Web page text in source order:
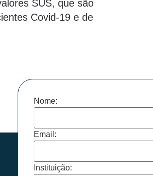
SUS, que são
Covid-19 e de
Nome:
Email:
Instituição: